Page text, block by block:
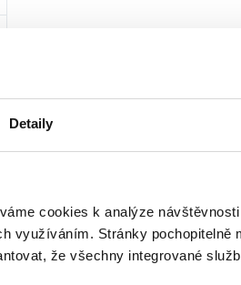
Detaily
cookies k analýze
využíváním. Stránky pochopitelně
že všechny integrované